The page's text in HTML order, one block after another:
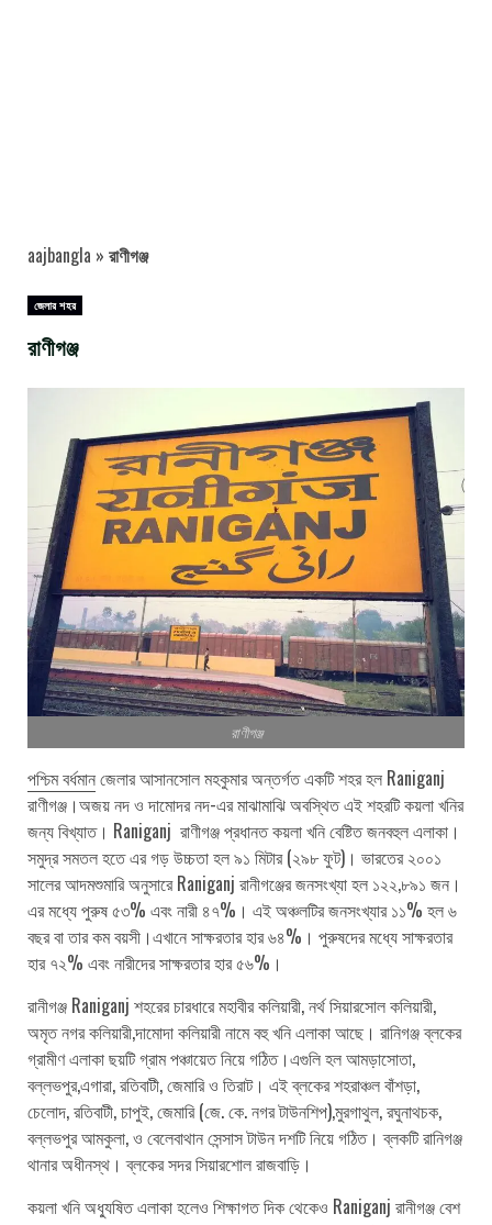
aajbangla » রাণীগঞ্জ
জেলার শহর
রাণীগঞ্জ
রাণীগঞ্জ
পশ্চিম বর্ধমানজেলার আসানসোল মহকুমার অন্তর্গত একটি শহর হল Raniganj
রাণীগঞ্জ।অজয় নদ ও দামোদর নদ-এর মাঝামাঝি অবস্থিত এই শহরটি কয়লা খনির
জন্য বিখ্যাত। Raniganj রাণীগঞ্জ প্রধানত কয়লা খনি বেষ্টিত জনবহুল এলাকা।
সমুদ্র সমতল হতে এর গড় উচ্চতা হল ৯১ মিটার (২৯৮ ফুট)। ভারতের ২০০১
সালের আদমশুমারি অনুসারে Raniganj রানীগঞ্জের জনসংখ্যা হল ১২২,৮৯১ জন।
এর মধ্যে পুরুষ ৫৩% এবং নারী ৪৭%। এই অঞ্চলটির জনসংখ্যার ১১% হল ৬
বছর বা তার কম বয়সী।এখানে সাক্ষরতার হার ৬৪%। পুরুষদের মধ্যে সাক্ষরতার
হার ৭২% এবং নারীদের সাক্ষরতার হার ৫৬%।
রানীগঞ্জ Raniganj শহরের চারধারে মহাবীর কলিয়ারী, নর্থ সিয়ারসোল কলিয়ারী,
অমৃত নগর কলিয়ারী,দামোদা কলিয়ারী নামে বহু খনি এলাকা আছে। রানিগঞ্জ ব্লকের
গ্রামীণ এলাকা ছয়টি গ্রাম পঞ্চায়েত নিয়ে গঠিত।এগুলি হল আমড়াসোতা,
বল্লভপুর,এগারা, রতিবাটী, জেমারি ও তিরাট। এই ব্লকের শহরাঞ্চল বাঁশড়া,
চেলোদ, রতিবাটী, চাপুই, জেমারি (জে. কে. নগর টাউনশিপ),মুরগাথুল, রঘুনাথচক,
বল্লভপুর আমকুলা, ও বেলেবাথান সেন্সাস টাউন দশটি নিয়ে গঠিত। ব্লকটি রানিগঞ্জ
থানার অধীনস্থ। ব্লকের সদর সিয়ারশোল রাজবাড়ি।
কয়লা খনি অধ্যুষিত এলাকা হলেও শিক্ষাগত দিক থেকেও Raniganj রানীগঞ্জ বেশ